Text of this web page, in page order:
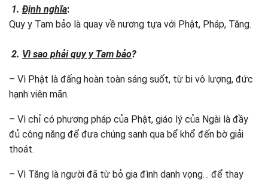
1. Định nghĩa:
Quy y Tam bảo là quay về nương tựa với Phật, Pháp, Tăng.
2. Vì sao phải quy y Tam bảo?
– Vì Phật là đấng hoàn toàn sáng suốt, từ bi vô lượng, đức
hạnh viên mãn.
– Vì chỉ có phương pháp của Phật, giáo lý của Ngài là đầy
đủ công năng để đưa chúng sanh qua bể khổ đến bờ giải
thoát.
– Vì Tăng là người đã từ bỏ gia đình danh vọng… để thay